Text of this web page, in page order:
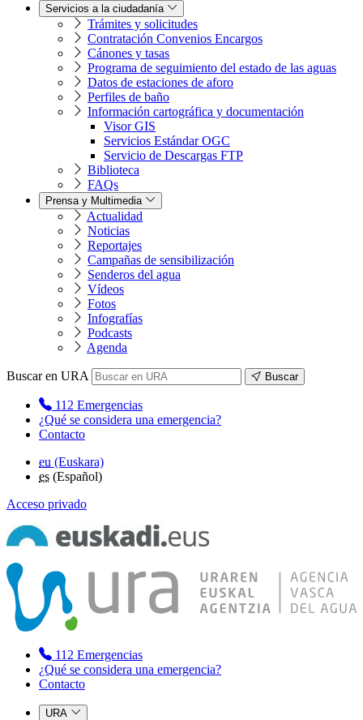
Servicios a la ciudadanía
Trámites y solicitudes
Contratación Convenios Encargos
Cánones y tasas
Programa de seguimiento del estado de las aguas
Datos de estaciones de aforo
Perfiles de baño
Información cartográfica y documentación
Visor GIS
Servicios Estándar OGC
Servicio de Descargas FTP
Biblioteca
FAQs
Prensa y Multimedia
Actualidad
Noticias
Reportajes
Campañas de sensibilización
Senderos del agua
Vídeos
Fotos
Infografías
Podcasts
Agenda
Buscar en URA Buscar
112 Emergencias
¿Qué se considera una emergencia?
Contacto
eu (Euskara)
es (Español)
Acceso privado
112 Emergencias
¿Qué se considera una emergencia?
Contacto
URA